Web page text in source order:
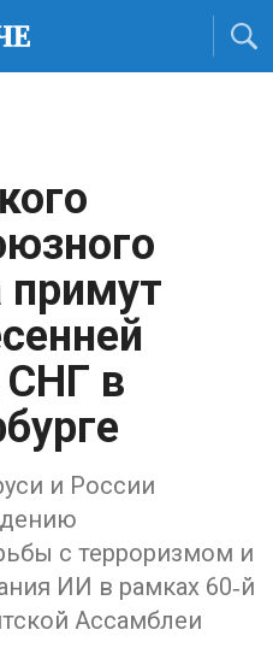
примут
в
и России
с терроризмом и
ИИ в рамках 60‑й
Ассамблеи